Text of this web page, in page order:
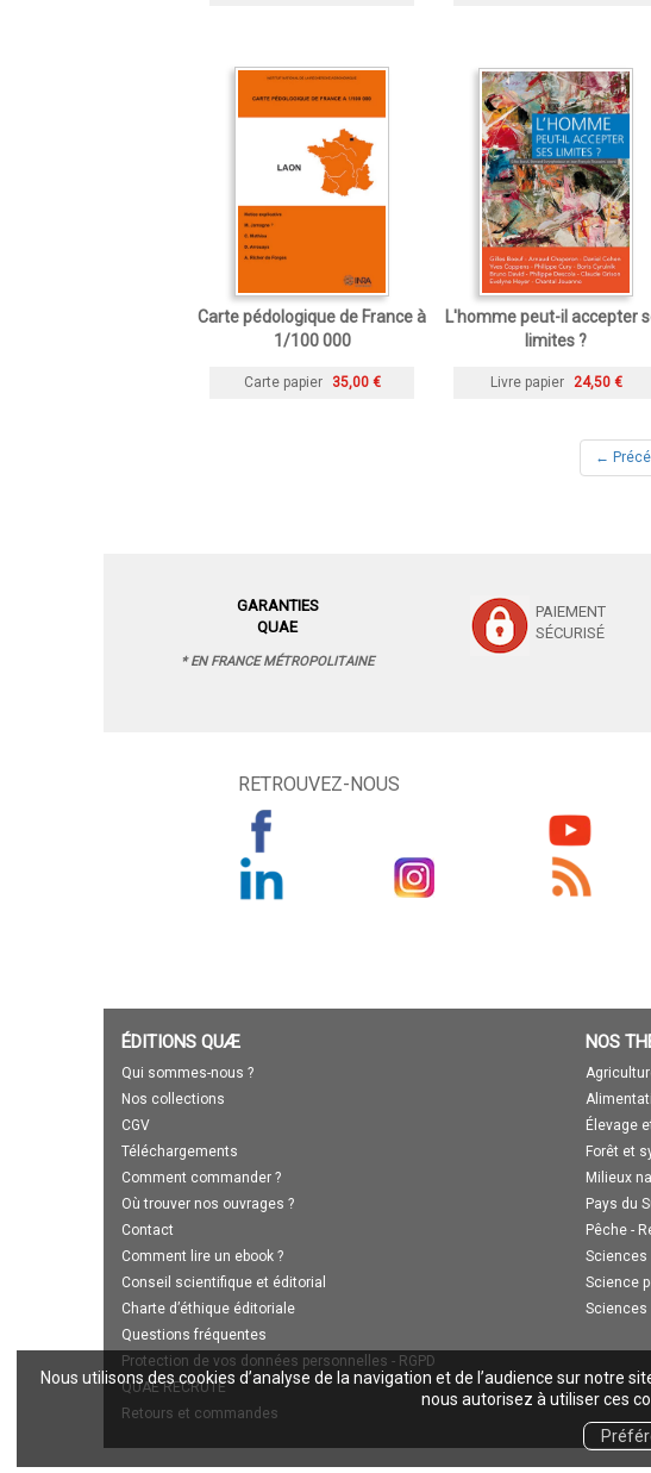
Nous utilisons des cookies d’analyse de la navigation et de l’audience sur notre
nous autorisez à utiliser ces
Carte pédologique de France à
1/100 000
Carte papier 35,00 €
L'homme peut-il accepter
limites ?
Livre papier 24,50 €
←
GARANTIES
QUAE
* EN FRANCE MÉTROPOLITAINE
PAIEMENT
SÉCURISÉ
RETROUVEZ-NOUS
ÉDITIONS QUÆ
Qui sommes-nous ?
Nos collections
CGV
Téléchargements
Comment commander ?
Où trouver nos ouvrages ?
Contact
Comment lire un ebook ?
Conseil scientifique et éditorial
Charte d’éthique éditoriale
Questions fréquentes
Protection de vos données personnelles - RGPD
QUAE RECRUTE
Retours et commandes
NOS
Élevage
Forêt et
Milieux
Pays du
Pêche -
Sciences
Science
Sciences